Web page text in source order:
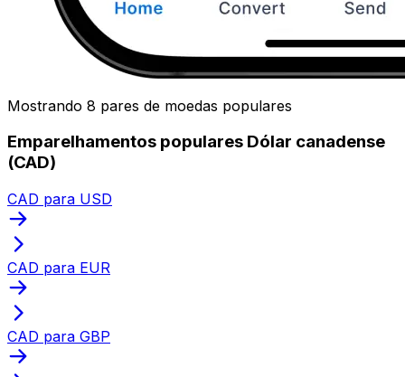
Mostrando 8 pares de moedas populares
Emparelhamentos populares Dólar canadense
(CAD)
CAD para USD
CAD para EUR
CAD para GBP